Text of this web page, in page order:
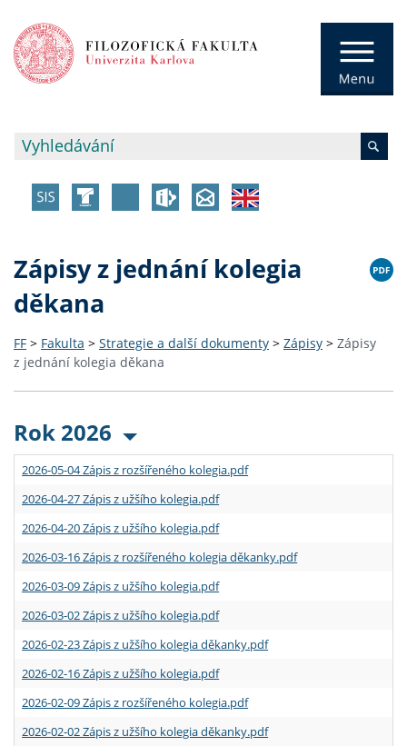
Zápisy z jednání kolegia
děkana
FF > Fakulta > Strategie a další dokumenty > Zápisy > Zápisy
z jednání kolegia děkana
Rok 2026
2026-05-04 Zápis z rozšířeného kolegia.pdf
2026-04-27 Zápis z užšího kolegia.pdf
2026-04-20 Zápis z užšího kolegia.pdf
2026-03-16 Zápis z rozšířeného kolegia děkanky.pdf
2026-03-09 Zápis z užšího kolegia.pdf
2026-03-02 Zápis z užšího kolegia.pdf
2026-02-23 Zápis z užšího kolegia děkanky.pdf
2026-02-16 Zápis z užšího kolegia.pdf
2026-02-09 Zápis z rozšířeného kolegia.pdf
2026-02-02 Zápis z užšího kolegia děkanky.pdf